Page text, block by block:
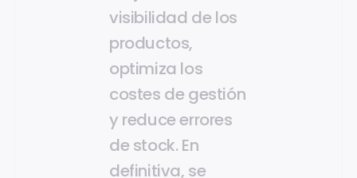
visibilidad de los
productos,
optimiza los
costes de gestión
y reduce errores
de stock. En
definitiva, se